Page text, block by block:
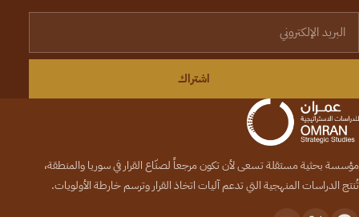
اشتراك
مؤسسة بحثية مستقلة تسعى لأن تكون مرجعاً لصنّاع القرار في سوريا والمنطقة،
تُنتج الدراسات المنهجية التي تدعم آليات اتخاذ القرار وترسم خارطة الأولويات.